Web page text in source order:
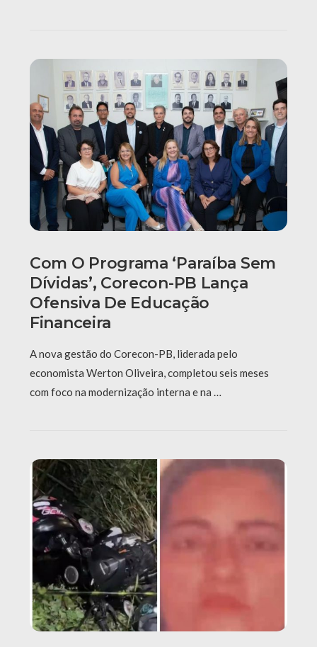
Com O Programa ‘Paraíba Sem
Dívidas’, Corecon-PB Lança
Ofensiva De Educação
Financeira
A nova gestão do Corecon-PB, liderada pelo
economista Werton Oliveira, completou seis meses
com foco na modernização interna e na …